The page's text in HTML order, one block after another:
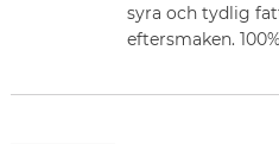
syra och tydlig
eftersmaken.